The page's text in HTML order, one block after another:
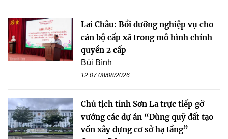
Lai Châu: Bồi dưỡng nghiệp vụ cho
cán bộ cấp xã trong mô hình chính
quyền 2 cấp
Bùi Bình
12:07 08/08/2026
Chủ tịch tỉnh Sơn La trực tiếp gỡ
vướng các dự án “Dùng quỹ đất tạo
vốn xây dựng cơ sở hạ tầng”